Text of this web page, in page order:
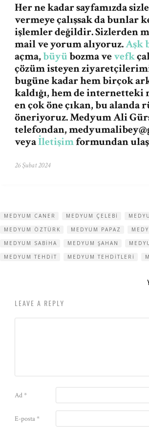
Her ne kadar sayfamızda
vermeye çalışsak da bunlar
işlemler değildir. Sizlerden
mail ve yorum alıyoruz.Aşk
açma,büyübozma vevefk
çözüm isteyen
bugüne kadar hem birçok
kaldığı, hem de
en çok öne çıkan, bu alanda
öneriyoruz. Medyum Ali
telefondan,
veyaİletişimformundan
26 Şubat 2024
MEDYUM CANER MEDYUM ÇELEBI
MEDYUM ÖZTÜRK
MEDYUM PAPAZ
MEDYUM SABIHA
MEDYUM ŞAHAN
MEDYUM TEHDIT
MEDYUM TEHDITLERI
LEAVE A REPLY
Ad*
E-posta*